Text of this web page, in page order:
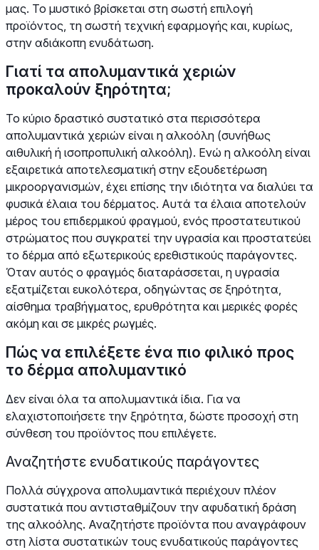
μας. Το μυστικό βρίσκεται στη σωστή επιλογή
προϊόντος, τη σωστή τεχνική εφαρμογής και, κυρίως,
στην αδιάκοπη ενυδάτωση.
Γιατί τα απολυμαντικά χεριών
προκαλούν ξηρότητα;
Το κύριο δραστικό συστατικό στα περισσότερα
απολυμαντικά χεριών είναι η αλκοόλη (συνήθως
αιθυλική ή ισοπροπυλική αλκοόλη). Ενώ η αλκοόλη είναι
εξαιρετικά αποτελεσματική στην εξουδετέρωση
μικροοργανισμών, έχει επίσης την ιδιότητα να διαλύει τα
φυσικά έλαια του δέρματος. Αυτά τα έλαια αποτελούν
μέρος του επιδερμικού φραγμού, ενός προστατευτικού
στρώματος που συγκρατεί την υγρασία και προστατεύει
το δέρμα από εξωτερικούς ερεθιστικούς παράγοντες.
Όταν αυτός ο φραγμός διαταράσσεται, η υγρασία
εξατμίζεται ευκολότερα, οδηγώντας σε ξηρότητα,
αίσθημα τραβήγματος, ερυθρότητα και μερικές φορές
ακόμη και σε μικρές ρωγμές.
Πώς να επιλέξετε ένα πιο φιλικό προς
το δέρμα απολυμαντικό
Δεν είναι όλα τα απολυμαντικά ίδια. Για να
ελαχιστοποιήσετε την ξηρότητα, δώστε προσοχή στη
σύνθεση του προϊόντος που επιλέγετε.
Αναζητήστε ενυδατικούς παράγοντες
Πολλά σύγχρονα απολυμαντικά περιέχουν πλέον
συστατικά που αντισταθμίζουν την αφυδατική δράση
της αλκοόλης. Αναζητήστε προϊόντα που αναγράφουν
στη λίστα συστατικών τους ενυδατικούς παράγοντες